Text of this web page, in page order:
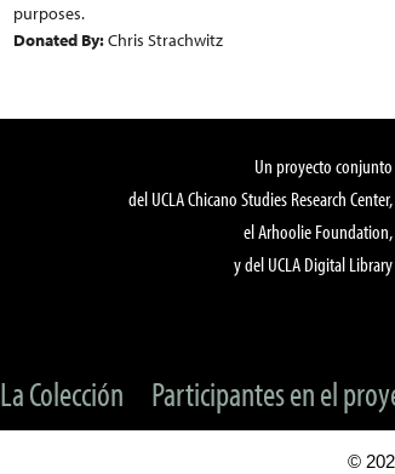
purposes.
Donated By:Chris Strachwitz
Un proyecto conjunto
del UCLA Chicano Studies Research Center,
el Arhoolie Foundation,
y del UCLA Digital Library
La Colección Participantes en el
©